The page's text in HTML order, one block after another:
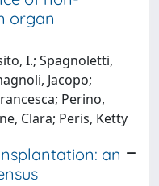
organ
I.; Spagnoletti,
Jacopo;
Perino,
Clara; Peris, Ketty
an